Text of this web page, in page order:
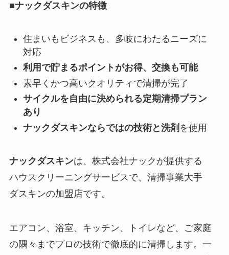
■ナックダスキンの特徴
住まいもビジネスも、多岐にわたるニーズに
対応
利用で貯まるポイントがお得、交換も可能
素早くかつ高いクオリティで清掃が完了
サイクルを自由に決められる定期清掃プラン
あり
ナックダスキンならではの技術と洗剤 を使用
ナックダスキンは、株式会社ナックが提供する
ハウスクリーニングサービスで、清掃事業大手
ダスキンの加盟店です。
エアコン、浴室、キッチン、トイレなど、ご家庭
の隅々までプロの技術で徹底的に清掃します。一